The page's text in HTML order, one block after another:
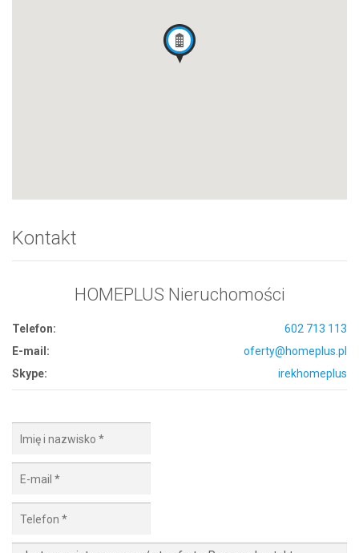
Kontakt
HOMEPLUS Nieruchomości
Telefon:
602 713 113
E-mail:
oferty@homeplus.pl
Skype:
irekhomeplus